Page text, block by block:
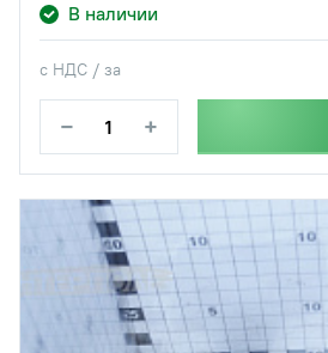
В наличии
с НДС / за
− +